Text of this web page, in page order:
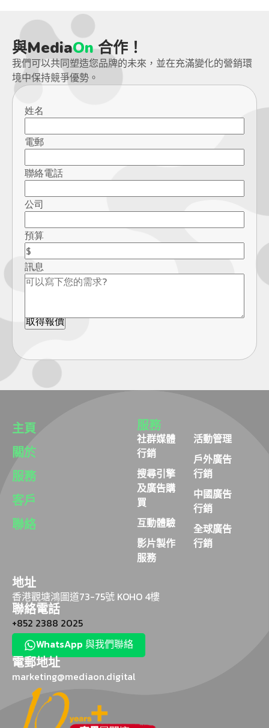
與MediaOn合作！
我們可以共同塑造您品牌的未來，並在充滿變化的營銷環
境中保持競爭優勢。
姓名
電郵
聯絡電話
公司
預算
訊息
主頁
關於
服務
客戶
聯絡
服務
社群媒體
行銷
搜尋引擎
及廣告購
買
互動體驗
影片製作
服務
活動管理
戶外廣告
行銷
中國廣告
行銷
全球廣告
行銷
地址
香港觀塘鴻圖道73-75號 KOHO 4樓
聯絡電話
+852 2388 2025
WhatsApp 與我們聯絡
電郵地址
marketing@mediaon.digital